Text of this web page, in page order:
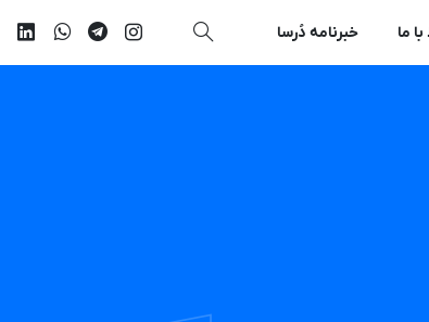
با ما خبرنامه دُرسا